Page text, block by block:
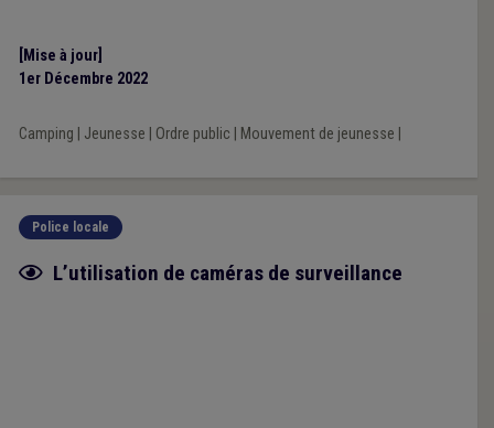
[Mise à jour]
1er Décembre 2022
Camping Jeunesse Ordre public Mouvement de jeunesse
Police locale
Fiche focus
L’utilisation de caméras de surveillance